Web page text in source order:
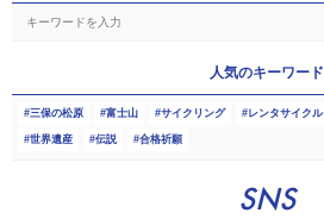
人気のキーワード
三保の松原 富士山 サイクリング レンタサイクル
世界遺産 伝説 合格祈願
SNS